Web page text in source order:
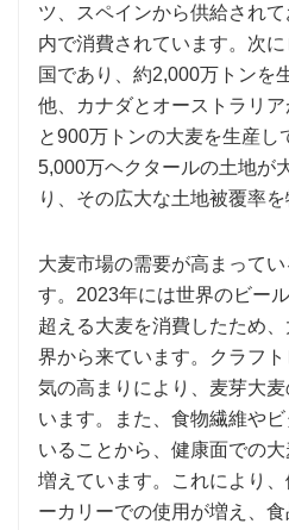
ツ、スペインから供給され
内で消費されています。次
国であり、約2,000万トンを
他、カナダとオーストラリ
と900万トンの大麦を生産し
5,000万ヘクタールの土地が
り、その広大な土地被覆率
大麦市場の需要が高まって
す。2023年には世界のビー
超える大麦を消費したため
界から来ています。クラフ
気の高まりにより、麦芽大
います。また、食物繊維や
いることから、健康面での
増えています。これにより
ーカリーでの使用が増え、